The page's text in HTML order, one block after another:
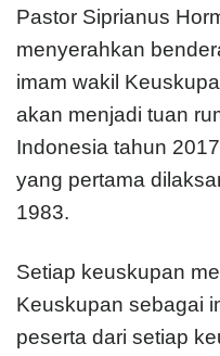
Pastor Siprianus
menyerahkan
imam wakil
akan menjadi tuan
Indonesia tahun
yang pertama
1983.
Setiap keuskupan
Keuskupan sebagai
peserta dari setiap